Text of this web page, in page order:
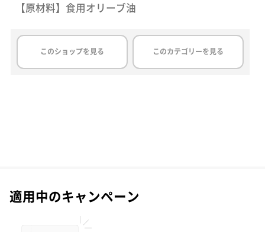
【原材料】食用オリーブ油
このショップを見る このカテゴリーを見る
適用中のキャンペーン